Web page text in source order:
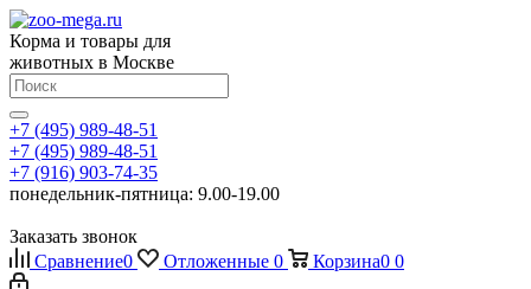
Корма и товары для
животных в Москве
+7 (495) 989-48-51
+7 (495) 989-48-51
+7 (916) 903-74-35
понедельник-пятница: 9.00-19.00
Заказать звонок
Сравнение0 Отложенные 0 Корзина0 0